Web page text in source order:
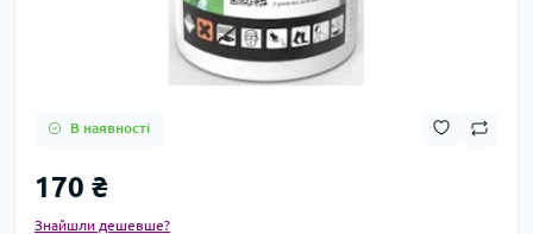
В наявності
170 ₴
Знайшли дешевше?